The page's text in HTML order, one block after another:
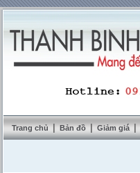
Trang chủ | Bản đồ | Giảm giá |